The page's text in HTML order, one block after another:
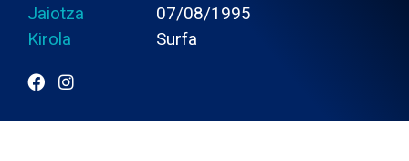
Jaiotza
07/08/1995
Kirola
Surfa